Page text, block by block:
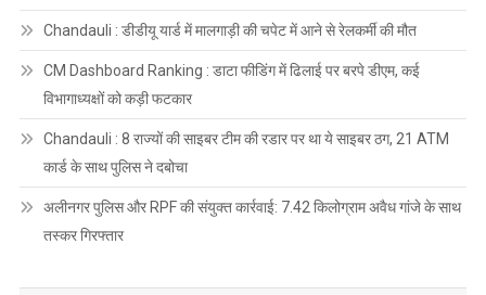
Chandauli : डीडीयू यार्ड में मालगाड़ी की चपेट में आने से रेलकर्मी की मौत
CM Dashboard Ranking : डाटा फीडिंग में ढिलाई पर बरपे डीएम, कई
विभागाध्यक्षों को कड़ी फटकार
Chandauli : 8 राज्यों की साइबर टीम की रडार पर था ये साइबर ठग, 21 ATM
कार्ड के साथ पुलिस ने दबोचा
अलीनगर पुलिस और RPF की संयुक्त कार्रवाई: 7.42 किलोग्राम अवैध गांजे के साथ
तस्कर गिरफ्तार